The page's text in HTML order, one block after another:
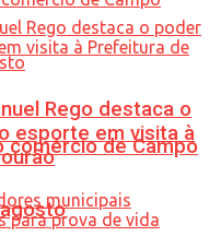
comércio de Campo
Rego destaca o
esporte em visita à